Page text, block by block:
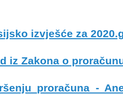
izvješće za
iz Zakona o
proračuna -